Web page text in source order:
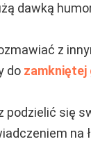
dawką
z
do zamkniętej
podzielić się
na